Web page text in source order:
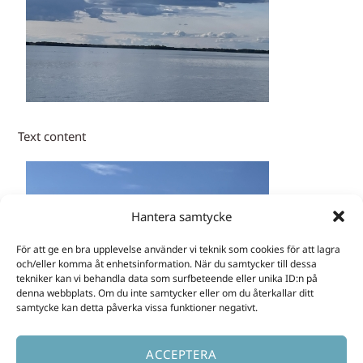
Hantera samtycke
För att ge en bra upplevelse använder vi teknik som cookies för att lagra
och/eller komma åt enhetsinformation. När du samtycker till dessa
tekniker kan vi behandla data som surfbeteende eller unika ID:n på
denna webbplats. Om du inte samtycker eller om du återkallar ditt
samtycke kan detta påverka vissa funktioner negativt.
ACCEPTERA
Text content